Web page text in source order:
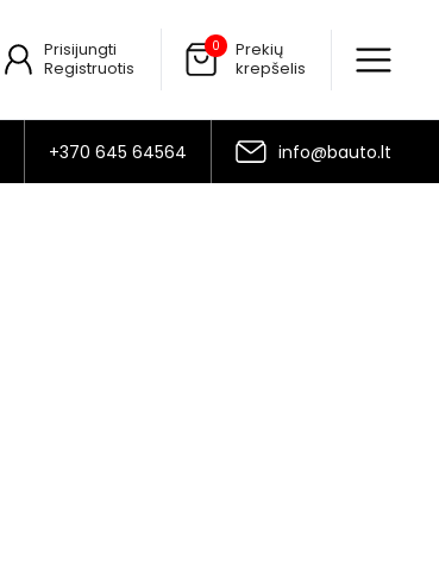
Prisijungti
Registruotis
0
Prekių
krepšelis
+370 645 64564 info@bauto.lt